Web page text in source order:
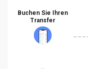
Buchen Sie Ihren
Transfer